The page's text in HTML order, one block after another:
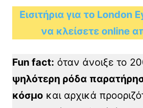
Εισιτήρια για το London
να κλείσετε online
Fun fact: όταν άνοιξε το
ψηλότερη ρόδα
κόσμο και αρχικά